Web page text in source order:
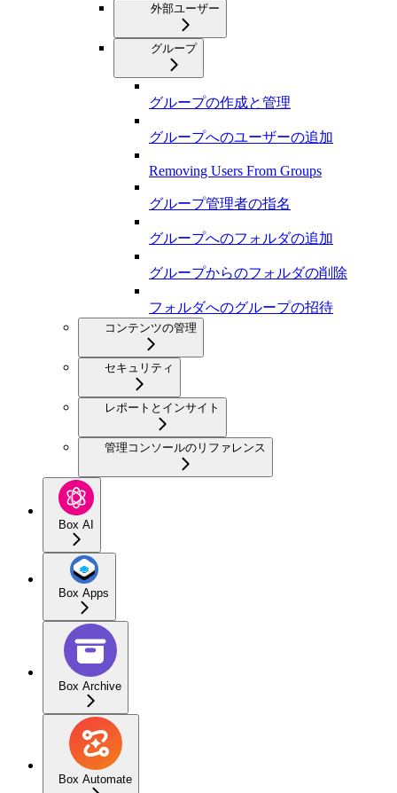
外部ユーザー
グループ
グループの作成と管理
グループへのユーザーの追加
Removing Users From Groups
グループ管理者の指名
グループへのフォルダの追加
グループからのフォルダの削除
フォルダへのグループの招待
コンテンツの管理
セキュリティ
レポートとインサイト
管理コンソールのリファレンス
Box AI
Box Apps
Box Archive
Box Automate